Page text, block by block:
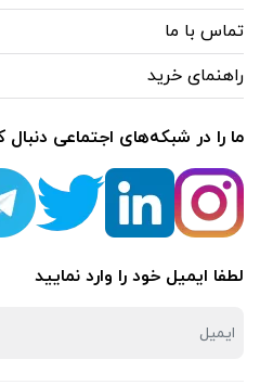
تماس با ما
راهنمای خرید
ما را در شبکه‌های اجتماعی دنبال
لطفا ایمیل خود را وارد نمایید